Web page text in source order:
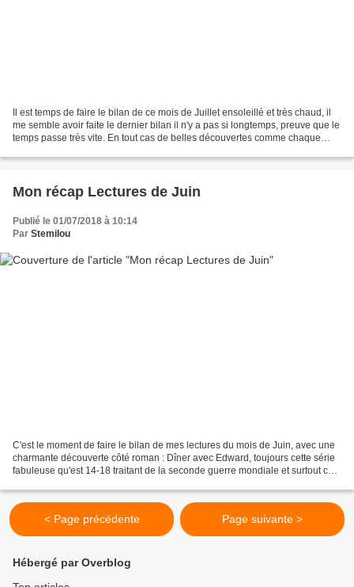
Il est temps de faire le bilan de ce mois de Juillet ensoleillé et très chaud, il
me semble avoir faite le dernier bilan il n'y a pas si longtemps, preuve que le
temps passe très vite. En tout cas de belles découvertes comme chaque
Mon récap Lectures de Juin
Publié le 01/07/2018 à 10:14
Par Stemilou
C'est le moment de faire le bilan de mes lectures du mois de Juin, avec une
charmante découverte côté roman : Dîner avec Edward, toujours cette série
fabuleuse qu'est 14-18 traitant de la seconde guerre mondiale et surtout ce
< Page précédente Page suivante >
Hébergé par Overblog